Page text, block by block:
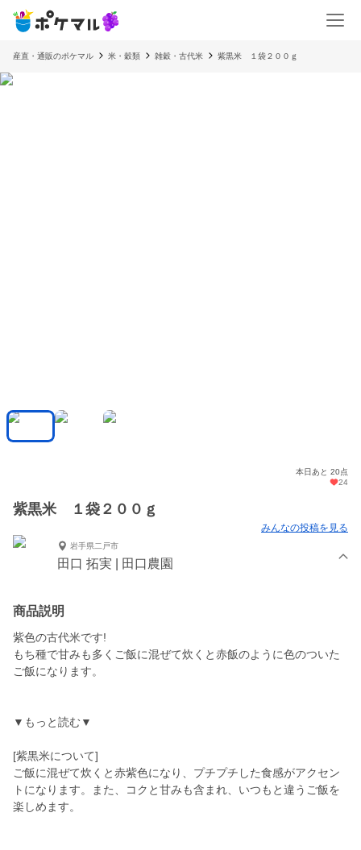
産直・通販のポケマル 米・穀類 雑穀・古代米 紫黒米 １袋２００ｇ
本日あと 20点
24
紫黒米 １袋２００ｇ
みんなの投稿を見る
岩手県二戸市
田口 拓実 | 田口農園
商品説明
紫色の古代米です!
もち種で甘みも多くご飯に混ぜて炊くと赤飯のように色のついた
ご飯になります。
▼もっと読む▼
[紫黒米について]
ご飯に混ぜて炊くと赤紫色になり、プチプチした食感がアクセン
トになります。また、コクと甘みも含まれ、いつもと違うご飯を
楽しめます。